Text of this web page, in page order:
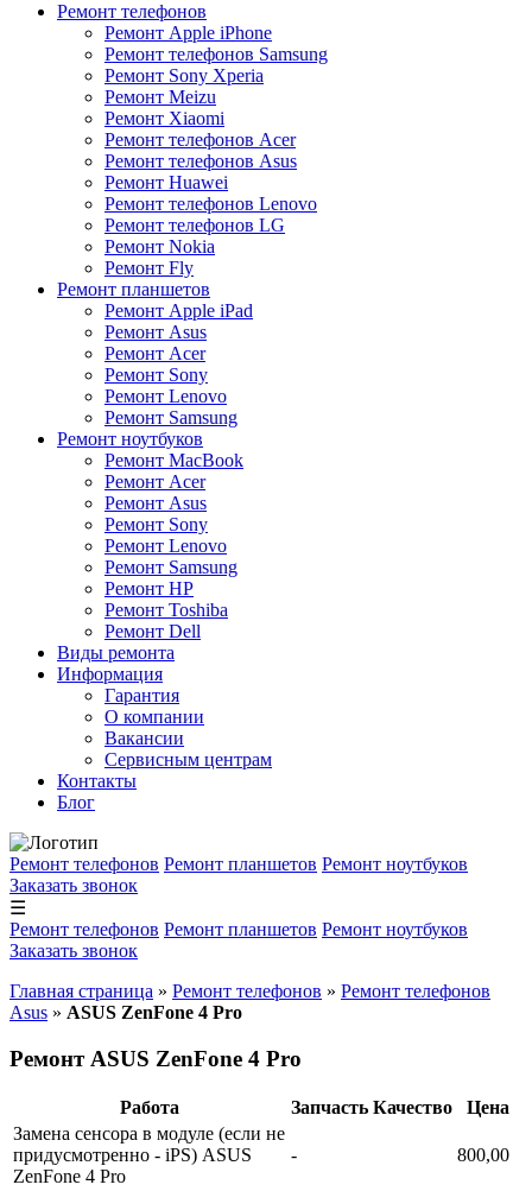
Ремонт телефонов
Ремонт Apple iPhone
Ремонт телефонов Samsung
Ремонт Sony Xperia
Ремонт Meizu
Ремонт Xiaomi
Ремонт телефонов Acer
Ремонт телефонов Asus
Ремонт Huawei
Ремонт телефонов Lenovo
Ремонт телефонов LG
Ремонт Nokia
Ремонт Fly
Ремонт планшетов
Ремонт Apple iPad
Ремонт Asus
Ремонт Acer
Ремонт Sony
Ремонт Lenovo
Ремонт Samsung
Ремонт ноутбуков
Ремонт MacBook
Ремонт Acer
Ремонт Asus
Ремонт Sony
Ремонт Lenovo
Ремонт Samsung
Ремонт HP
Ремонт Toshiba
Ремонт Dell
Виды ремонта
Информация
Гарантия
О компании
Вакансии
Сервисным центрам
Контакты
Блог
Ремонт телефонов Ремонт планшетов Ремонт ноутбуков
Заказать звонок
☰
Ремонт телефонов Ремонт планшетов Ремонт ноутбуков
Заказать звонок
Главная страница » Ремонт телефонов » Ремонт телефонов
Asus » ASUS ZenFone 4 Pro
Ремонт ASUS ZenFone 4 Pro
Работа Запчасть Качество
Цена
Замена сенсора в модуле (если не
придусмотренно - iPS) ASUS
ZenFone 4 Pro
- 800,00